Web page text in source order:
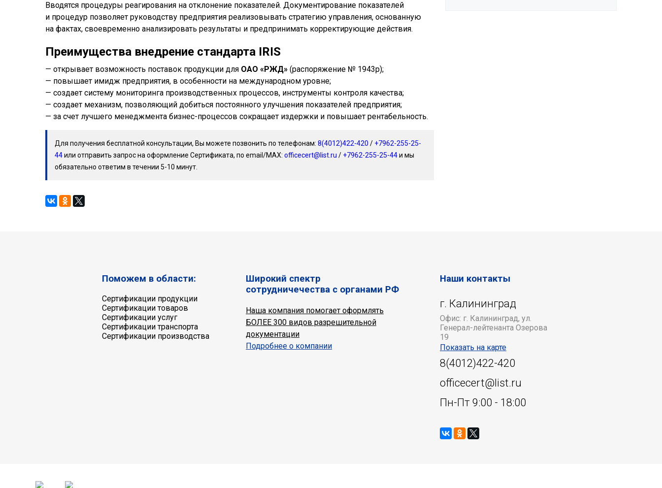
Вводятся процедуры реагирования на отклонение показателей. Документирование показателей
и процедур позволяет руководству предприятия реализовывать стратегию управления, основанную
на фактах, своевременно анализировать результаты и предпринимать корректирующие действия.
Преимущества внедрение стандарта IRIS
— открывает возможность поставок продукции для ОАО «РЖД» (распоряжение № 1943р);
— повышает имидж предприятия, в особенности на международном уровне;
— создает систему мониторинга производственных процессов, инструменты контроля качества;
— создает механизм, позволяющий добиться постоянного улучшения показателей предприятия;
— за счет лучшего менеджмента бизнес-процессов сокращает издержки и повышает рентабельность.
Для получения бесплатной консультации, Вы можете позвонить по телефонам: 8(4012)422-420 / +7962-255-25-
44или отправить запрос на оформление Сертификата, по email/MAX: officecert@list.ru / +7962-255-25-44и мы
обязательно ответим в течении 5-10 минут.
Поможем в области:
Сертификации продукции
Сертификации товаров
Сертификации услуг
Сертификации транспорта
Сертификации производства
Широкий спектр
сотрудничечества с органами РФ
Наша компания помогает оформлять
БОЛЕЕ 300 видов разрешительной
документации
Подробнее о компании
Наши контакты
г. Калининград
Офис: г. Калининград, ул.
Генерал-лейтенанта Озерова
19
Показать на карте
8(4012)422-420
officecert@list.ru
Пн-Пт 9:00 - 18:00